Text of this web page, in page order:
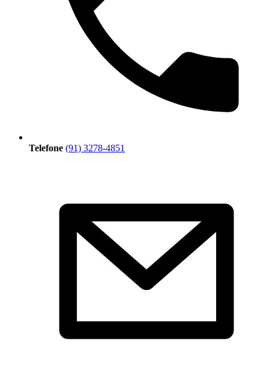
Telefone (91) 3278-4851